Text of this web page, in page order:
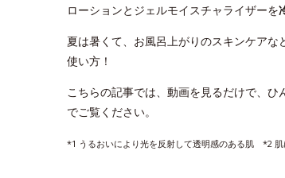
ローションとジェルモイスチャライザーを
夏は暑くて、お風呂上がりのスキンケア
使い方！
こちらの記事では、動画を見るだけで、
でご覧ください。
*1 うるおいにより光を反射して透明感のある肌 *2 肌